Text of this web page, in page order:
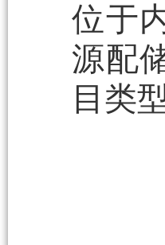
位于
源配
目类型